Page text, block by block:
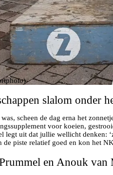
slalom onder
scheen de dag erna het
voor koeien,
legt uit dat jullie wellicht denken:
piste relatief goed en kon het
en Anouk van